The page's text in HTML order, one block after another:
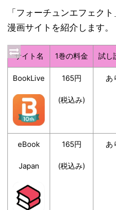
「フォーチュンエフェク
漫画サイトを紹介します。
サイト名 1巻の料金 試し
BookLive 165円
(税込み)
あ
eBook
Japan
165円
(税込み)
あ